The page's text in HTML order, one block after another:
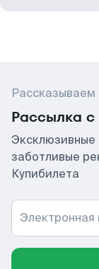
Рассказываем
Рассылка
Эксклюзивные
заботливые
Купибилета
Электронная